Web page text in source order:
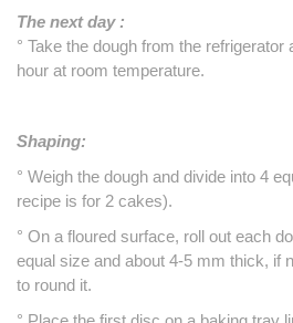
The next day :
° Take the dough from the refrigerator
hour at room temperature.
Shaping:
° Weigh the dough and divide into 4
recipe is for 2 cakes).
° On a floured surface, roll out each
equal size and about 4-5 mm thick, if
to round it.